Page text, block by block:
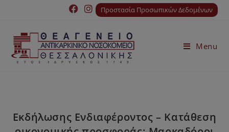
Προστασία Προσωπικών Δεδομένων
Menu
Εκδήλωσης Ενδιαφέροντος – Κατάθεση